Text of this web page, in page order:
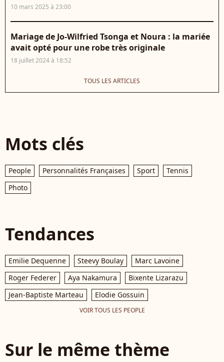
10 mars 2025 à 23:00
Mariage de Jo-Wilfried Tsonga et Noura : la mariée
avait opté pour une robe très originale
18 juillet 2024 à 18:52
TOUS LES ARTICLES
Mots clés
People Personnalités Françaises Sport
Tennis
Photo
Tendances
Emilie Dequenne Steevy Boulay
Marc Lavoine
Roger Federer
Aya Nakamura
Bixente Lizarazu
Jean-Baptiste Marteau
Elodie Gossuin
VOIR TOUS LES PEOPLE
Sur le même thème